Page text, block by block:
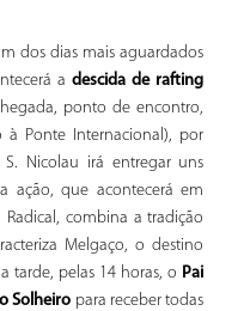
dos dias mais aguardados
adescida de rafting
ponto de encontro,
Ponte Internacional), por
Nicolau irá entregar uns
ação, que acontecerá em
Radical, combina a tradição
Melgaço, o destino
tarde, pelas 14 horas, o Pai
Solheiro para receber todas